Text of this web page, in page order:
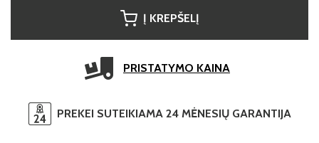
Į KREPŠELĮ
PRISTATYMO KAINA
PREKEI SUTEIKIAMA 24 MĖNESIŲ GARANTIJA